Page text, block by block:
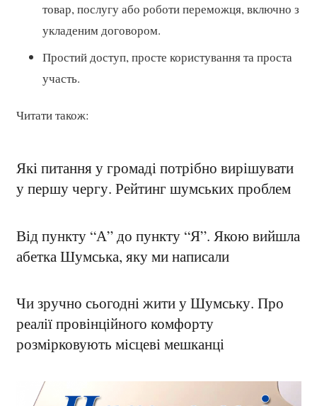
товар, послугу або роботи переможця, включно з
укладеним договором.
Простий доступ, просте користування та проста
участь.
Читати також:
Які питання у громаді потрібно вирішувати
у першу чергу. Рейтинг шумських проблем
Від пункту “А” до пункту “Я”. Якою вийшла
абетка Шумська, яку ми написали
Чи зручно сьогодні жити у Шумську. Про
реалії провінційного комфорту
розмірковують місцеві мешканці